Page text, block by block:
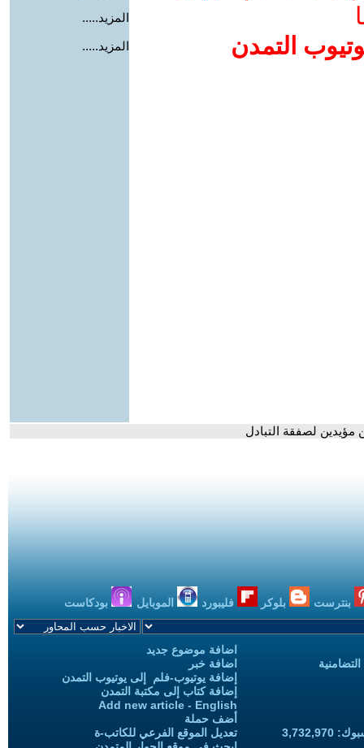
التمدن
المزيد.....
المزيد.....
مؤيدين لصفقة التبادل
بنترست بلوكر فليبورد الموبايل بودكاست
اضافة موضوع جديد
اضافة خبر
إضافة يوتيوب-فلم إلى يوتيوب التمدن
إضافة كتاب إلى مكتبة التمدن
Add new article - English
أضف حملة
تعديل الموقع الفرعي للكاتب-ة